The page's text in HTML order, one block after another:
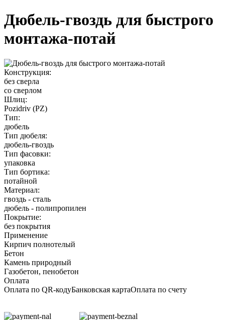
Дюбель-гвоздь для быстрого
монтажа‑потай
Конструкция:
без сверла
со сверлом
Шлиц:
Pozidriv (PZ)
Тип:
дюбель
Тип дюбеля:
дюбель-гвоздь
Тип фасовки:
упаковка
Тип бортика:
потайной
Материал:
гвоздь - сталь
дюбель - полипропилен
Покрытие:
без покрытия
Применение
Кирпич полнотелый
Бетон
Камень природный
Газобетон, пенобетон
Оплата
Оплата по QR-кодуБанковская картаОплата по счету